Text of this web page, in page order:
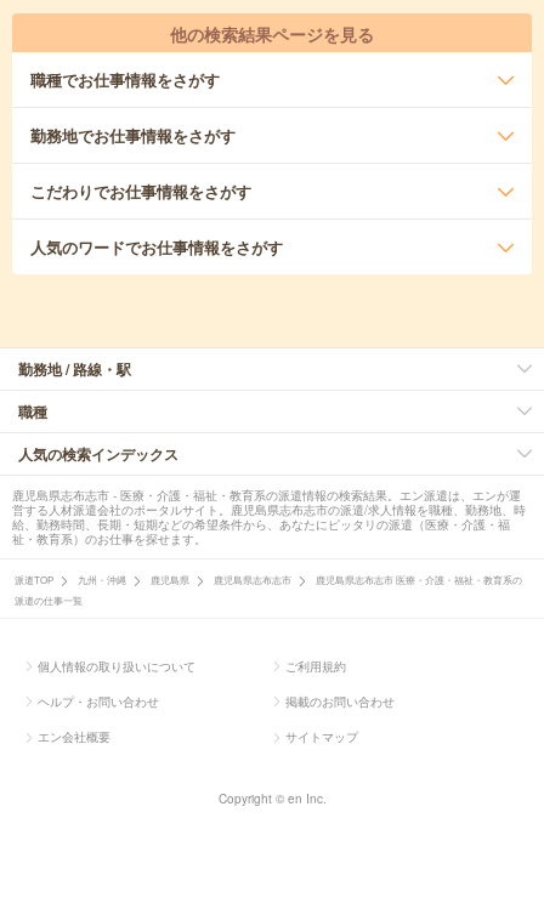
他の検索結果ページを見る
職種でお仕事情報をさがす
勤務地でお仕事情報をさがす
こだわりでお仕事情報をさがす
人気のワードでお仕事情報をさがす
勤務地 / 路線・駅
職種
人気の検索インデックス
鹿児島県志布志市 - 医療・介護・福祉・教育系の派遣情報の検索結果。エン派遣は、エンが運
営する人材派遣会社のポータルサイト。鹿児島県志布志市の派遣/求人情報を職種、勤務地、時
給、勤務時間、長期・短期などの希望条件から、あなたにピッタリの派遣（医療・介護・福
祉・教育系）のお仕事を探せます。
派遣TOP 九州・沖縄 鹿児島県 鹿児島県志布志市
鹿児島県志布志市 医療・介護・福祉・教育系の
派遣の仕事一覧
個人情報の取り扱いについて ご利用規約
ヘルプ・お問い合わせ 掲載のお問い合わせ
エン会社概要 サイトマップ
Copyright © en Inc.